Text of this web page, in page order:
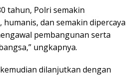
tahun, Polri semakin
dan semakin dipercaya
pembangunan serta
ungkapnya.
dilanjutkan dengan